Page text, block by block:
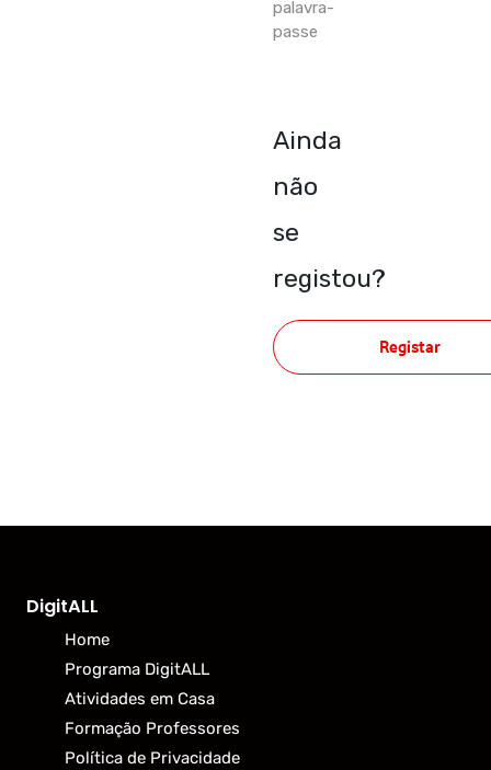
palavra-
passe
Ainda
não
se
registou?
Registar
DigitALL
Home
Programa DigitALL
Atividades em Casa
Formação Professores
Política de Privacidade